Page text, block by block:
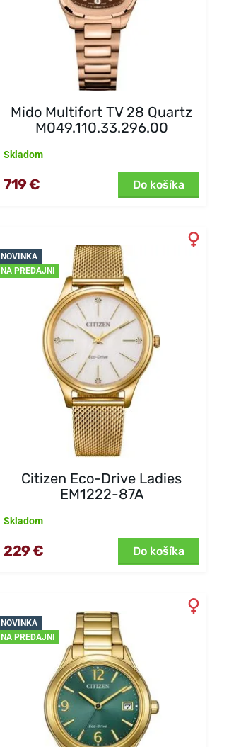
Mido Multifort TV 28 Quartz
M049.110.33.296.00
Skladom
719 € Do košíka
NOVINKA
NA PREDAJNI
Citizen Eco-Drive Ladies
EM1222-87A
Skladom
229 € Do košíka
NOVINKA
NA PREDAJNI